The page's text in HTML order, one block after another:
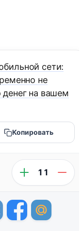
сети:
не
денег на вашем
Копировать
11